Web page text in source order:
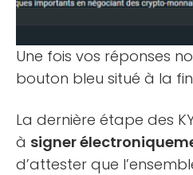
Une fois vos réponses
bouton bleu situé à la
La dernière étape des
à signer
d’attester que